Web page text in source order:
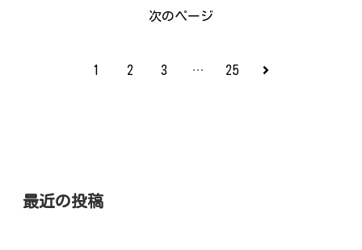
次のページ
1 2 3 … 25 次
最近の投稿